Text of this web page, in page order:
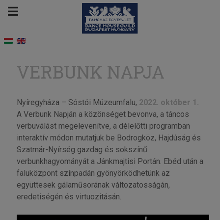
VERBUNK NAPJA
Nyíregyháza – Sóstói Múzeumfalu, 2022. október 1.
A Verbunk Napján a közönséget bevonva, a táncos
verbuválást megelevenítve, a délelőtti programban
interaktív módon mutatjuk be Bodrogköz, Hajdúság és
Szatmár-Nyírség gazdag és sokszínű
verbunkhagyományát a Jánkmajtisi Portán. Ebéd után a
faluközpont színpadán gyönyörködhetünk az
együttesek gálaműsorának változatosságán,
eredetiségén és virtuozitásán.